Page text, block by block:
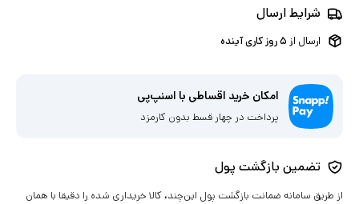
شرایط ارسال
ارسال از ۵روز کاری آینده
امکان خرید اقساطی با اسنپ‌پی
پرداخت در چهار قسط بدون کارمزد
تضمین بازگشت پول
از طریق سامانه ضمانت بازگشت پول این‌چند، کالا خریداری شده را دقیقا با همان